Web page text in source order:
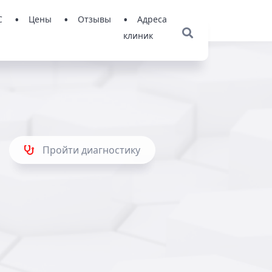
Цены Отзывы
Адреса
клиник
Пройти диагностику